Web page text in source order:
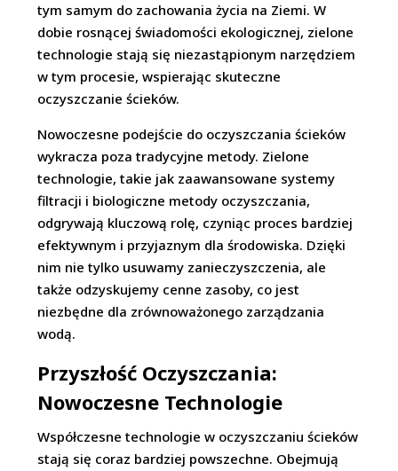
tym samym do zachowania życia na Ziemi. W
dobie rosnącej świadomości ekologicznej, zielone
technologie stają się niezastąpionym narzędziem
w tym procesie, wspierając skuteczne
oczyszczanie ścieków.
Nowoczesne podejście do oczyszczania ścieków
wykracza poza tradycyjne metody. Zielone
technologie, takie jak zaawansowane systemy
filtracji i biologiczne metody oczyszczania,
odgrywają kluczową rolę, czyniąc proces bardziej
efektywnym i przyjaznym dla środowiska. Dzięki
nim nie tylko usuwamy zanieczyszczenia, ale
także odzyskujemy cenne zasoby, co jest
niezbędne dla zrównoważonego zarządzania
wodą.
Przyszłość Oczyszczania:
Nowoczesne Technologie
Współczesne technologie w oczyszczaniu ścieków
stają się coraz bardziej powszechne. Obejmują